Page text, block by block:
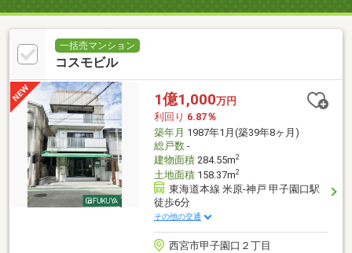
一括売マンション
コスモビル
1億1,000万円
利回り 6.87％
築年月 1987年1月(築39年8ヶ月)
総戸数-
建物面積284.55m2
土地面積158.37m2
東海道本線 米原-神戸 甲子園口駅
徒歩6分
その他の交通
西宮市甲子園口２丁目